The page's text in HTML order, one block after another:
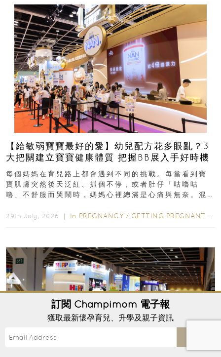
【給敏弱寶寶最好的愛】幼兒配方花多眼亂？3
大把關建立寶寶健康體質 把握BB展入手好時機
每個媽媽在育兒路上都會遇到不同的挑戰。每當看到寶
寶肌膚突然後天泛紅、抓個不停，或者肚仔「咕嚕咕
嚕」不舒服而哭鬧時，媽媽心裡總滿是心痛與無奈。混
29th July, 2026 ｜ In PREGNANCY / GETTING PREGNANT
訂閱 Champimom 電子報
獲取最新懷孕育兒、升學及親子資訊